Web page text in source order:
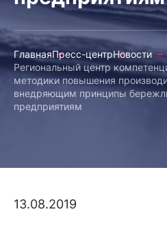
ГлавнаяПресс-центрНовости
Региональный центр
методики повышения
внедряющим принципы
предприятиям
13.08.2019